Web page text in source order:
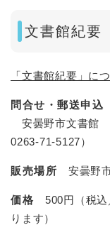
文書館紀要
「文書館紀要」に
問合せ・郵送申込
安曇野市文書館
0263-71-5127）
販売場所 安曇野
価格 500円（税込
ります）